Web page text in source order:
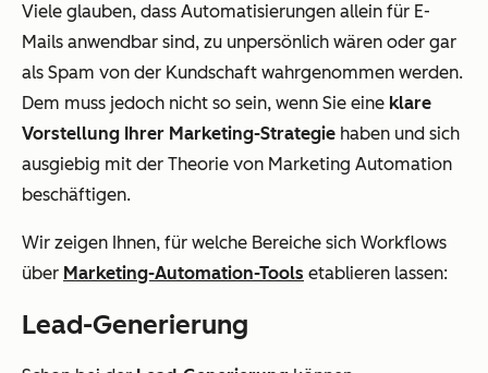
Viele glauben, dass Automatisierungen allein für E-
Mails anwendbar sind, zu unpersönlich wären oder gar
als Spam von der Kundschaft wahrgenommen werden.
Dem muss jedoch nicht so sein, wenn Sie eine klare
Vorstellung Ihrer Marketing-Strategie haben und sich
ausgiebig mit der Theorie von Marketing Automation
beschäftigen.
Wir zeigen Ihnen, für welche Bereiche sich Workflows
über Marketing-Automation-Tools etablieren lassen:
Lead-Generierung